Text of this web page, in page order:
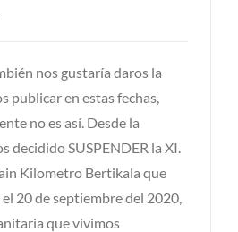
nos gustaría daros la
publicar en estas fechas,
no es así. Desde la
decidido SUSPENDER la XI.
Kilometro Bertikala que
20 de septiembre del 2020,
que vivimos